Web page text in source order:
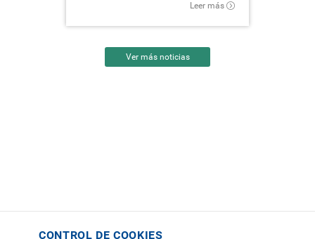
Leer más
Ver más noticias
CONTROL DE COOKIES